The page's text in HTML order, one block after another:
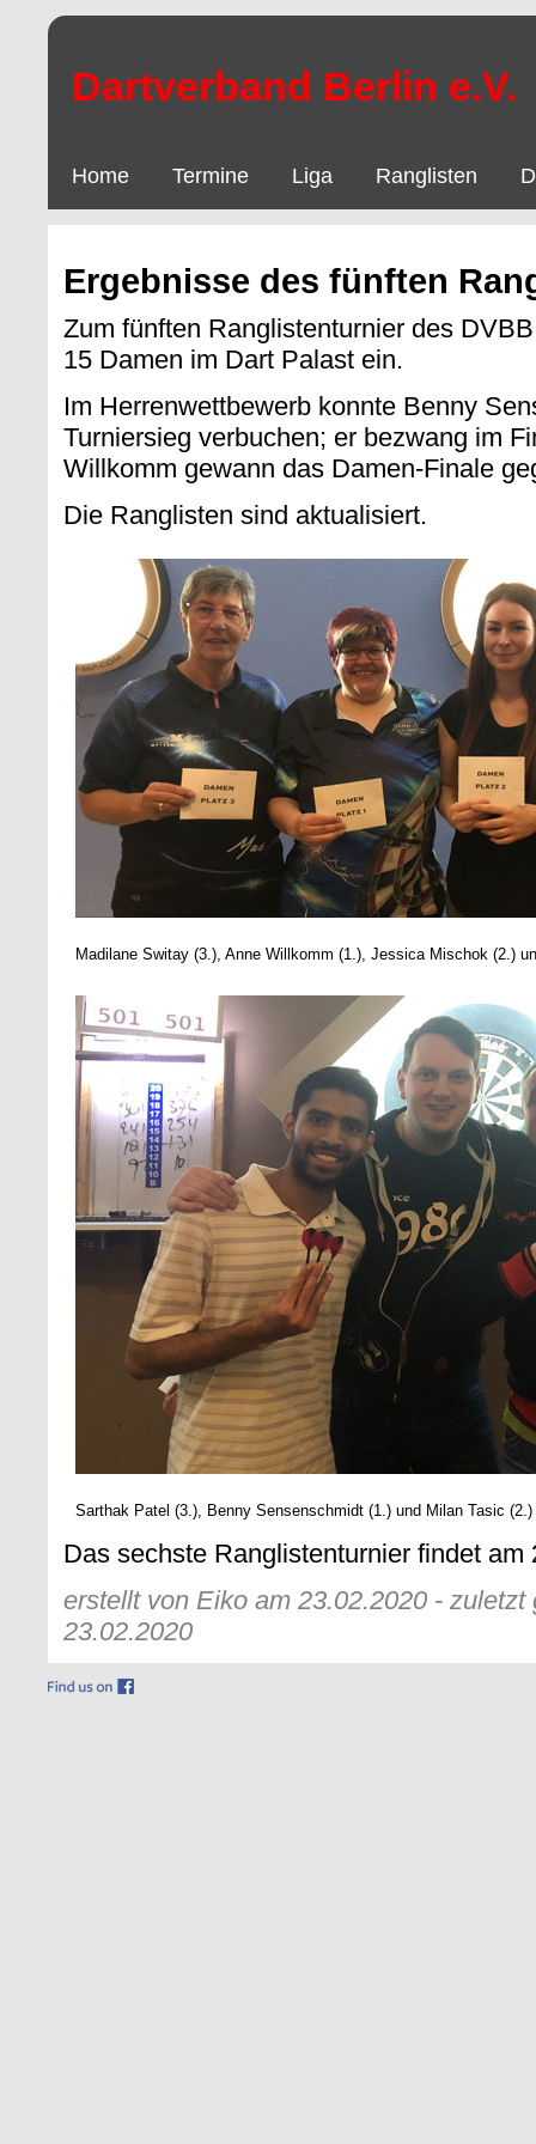
Dartverband Berlin e.V.
Home Termine Liga Ranglisten
Ergebnisse des fünften
Zum fünften Ranglistenturnier des
15 Damen im Dart Palast ein.
Im Herrenwettbewerb konnte Benny
Turniersieg verbuchen; er bezwang im
Willkomm gewann das Damen-Finale
Die Ranglisten sind aktualisiert.
Madilane Switay (3.), Anne Willkomm (1.), Jessica Mischok (2.)
Sarthak Patel (3.), Benny Sensenschmidt (1.) und Milan Tasic (2.)
Das sechste Ranglistenturnier findet am
erstellt von Eiko am 23.02.2020 -
23.02.2020